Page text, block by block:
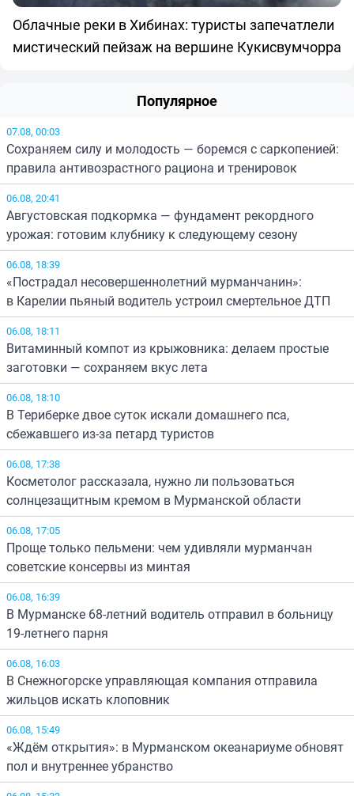
Облачные реки в Хибинах: туристы запечатлели
мистический пейзаж на вершине Кукисвумчорра
Популярное
07.08, 00:03
Сохраняем силу и молодость — боремся с саркопенией:
правила антивозрастного рациона и тренировок
06.08, 20:41
Августовская подкормка — фундамент рекордного
урожая: готовим клубнику к следующему сезону
06.08, 18:39
«Пострадал несовершеннолетний мурманчанин»:
в Карелии пьяный водитель устроил смертельное ДТП
06.08, 18:11
Витаминный компот из крыжовника: делаем простые
заготовки — сохраняем вкус лета
06.08, 18:10
В Териберке двое суток искали домашнего пса,
сбежавшего из-за петард туристов
06.08, 17:38
Косметолог рассказала, нужно ли пользоваться
солнцезащитным кремом в Мурманской области
06.08, 17:05
Проще только пельмени: чем удивляли мурманчан
советские консервы из минтая
06.08, 16:39
В Мурманске 68-летний водитель отправил в больницу
19-летнего парня
06.08, 16:03
В Снежногорске управляющая компания отправила
жильцов искать клоповник
06.08, 15:49
«Ждём открытия»: в Мурманском океанариуме обновят
пол и внутреннее убранство